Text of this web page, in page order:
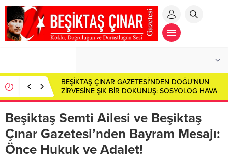
BEŞİKTAŞ ÇINAR GAZETESİ’NDEN DOĞU’NUN
ZİRVESİNE ŞIK BİR DOKUNUŞ: SOSYOLOG HAVA
HANIM AĞRI DAĞI’NIN ETEKLERİNDE!
Beşiktaş Semti Ailesi ve Beşiktaş
Çınar Gazetesi’nden Bayram Mesajı:
Önce Hukuk ve Adalet!